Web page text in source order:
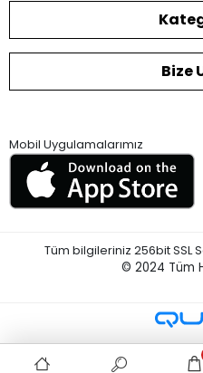
Bize
Mobil Uygulamalarımız
Tüm bilgileriniz 256bit SSL
© 2024 Tüm